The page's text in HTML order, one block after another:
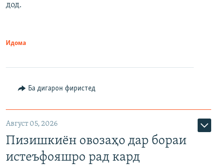
дод.
Идома
Ба дигарон фиристед
Август 05, 2026
Пизишкиён овозаҳо дар бораи
истеъфояшро рад кард